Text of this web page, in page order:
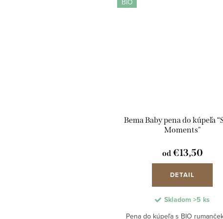
Bema Baby pena do kúpeľa
Moments"
od€13,50
DETAIL
Skladom >5 ks
Pena do kúpeľa s BIO